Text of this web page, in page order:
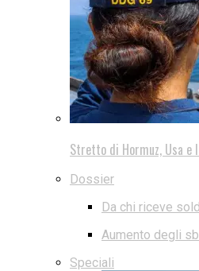
Stretto di Hormuz, Usa e
Dossier
Da chi riceve
Aumento degli
Speciali